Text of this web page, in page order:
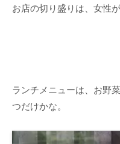
お店の切り盛りは、女性が
ランチメニューは、お野
つだけかな。